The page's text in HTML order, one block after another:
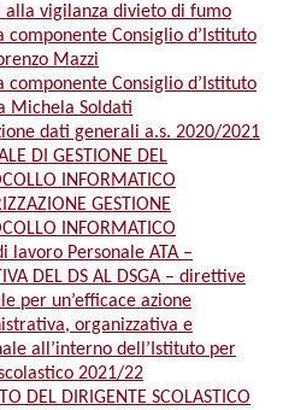
alla vigilanza divieto di fumo
componente Consiglio d’Istituto
Mazzi
componente Consiglio d’Istituto
Michela Soldati
dati generali a.s. 2020/2021
DI GESTIONE DEL
INFORMATICO
GESTIONE
INFORMATICO
lavoro Personale ATA –
DEL DS AL DSGA – direttive
per un’efficace azione
organizzativa e
all’interno dell’Istituto per
2021/22
DEL DIRIGENTE SCOLASTICO